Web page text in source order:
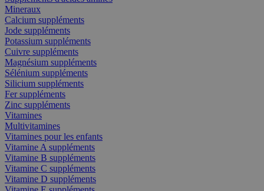
Mineraux
Calcium suppléments
Jode suppléments
Potassium suppléments
Cuivre suppléments
Magnésium suppléments
Sélénium suppléments
Silicium suppléments
Fer suppléments
Zinc suppléments
Vitamines
Multivitamines
Vitamines pour les enfants
Vitamine A suppléments
Vitamine B suppléments
Vitamine C suppléments
Vitamine D suppléments